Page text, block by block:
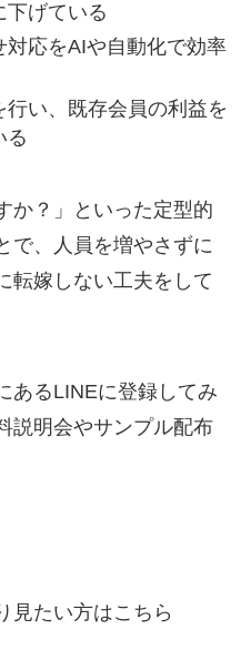
下げている
応をAIや自動化で効率
い、既存会員の利益を
る
か？」といった定型的
で、人員を増やさずに
転嫁しない工夫をして
あるLINEに登録してみ
説明会やサンプル配布
見たい方はこちら